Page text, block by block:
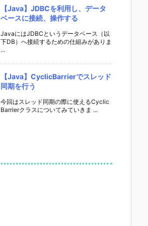
【Java】JDBCを利用し、データ
ベースに接続、操作する
JavaにはJDBCというデータベース（以
下DB）へ接続するための仕組みがありま
...
【Java】CyclicBarrierでスレッド
同期を行う
今回はスレッド同期の際に使えるCyclic
Barrierクラスについてみていきま ...